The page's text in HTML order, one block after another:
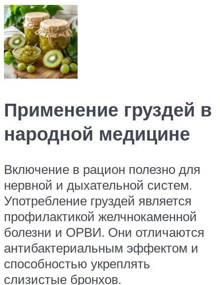
Применение груздей в
народной медицине
Включение в рацион полезно для
нервной и дыхательной систем.
Употребление груздей является
профилактикой желчнокаменной
болезни и ОРВИ. Они отличаются
антибактериальным эффектом и
способностью укреплять
слизистые бронхов.